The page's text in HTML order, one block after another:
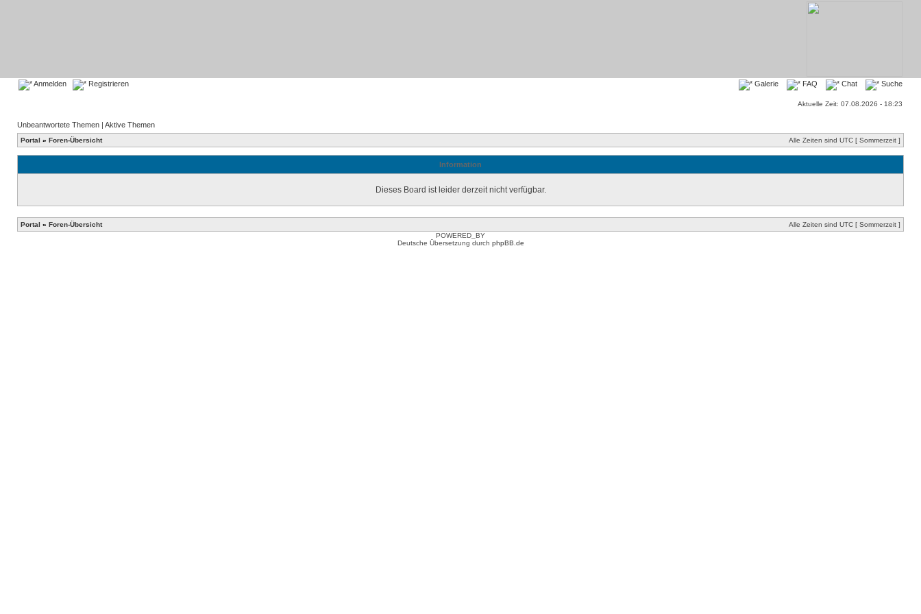
Anmelden Registrieren Galerie FAQ Chat Suche
Aktuelle Zeit: 07.08.2026 - 18:23
Unbeantwortete Themen | Aktive Themen
Portal » Foren-Übersicht Alle Zeiten sind UTC [ Sommerzeit ]
Information
Dieses Board ist leider derzeit nicht verfügbar.
Portal » Foren-Übersicht
Alle Zeiten sind UTC [ Sommerzeit ]
POWERED_BY
Deutsche Übersetzung durch phpBB.de